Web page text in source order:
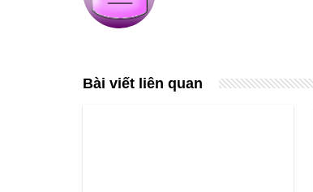
Bài viết liên quan